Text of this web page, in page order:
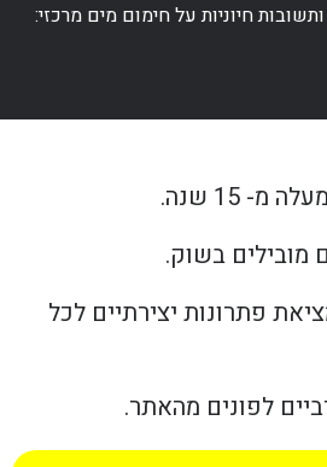
חיוניות על חימום מים מרכזי:
15 שנה.
מובילים בשוק.
פתרונות יצירתיים לכל
לפונים מהאתר.